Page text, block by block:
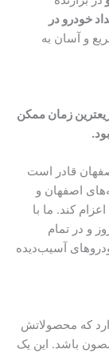
خودرو در
و آسان به
زمان ممکن
قادر است
اصفهان و
کند. ما با
و در تمام
آسیب‌دیده
که محصولاتش
باشد. این یک